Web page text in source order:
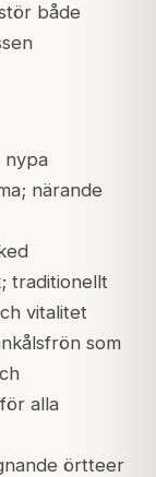
både
nypa
närande
traditionellt
vitalitet
som
alla
örtteer